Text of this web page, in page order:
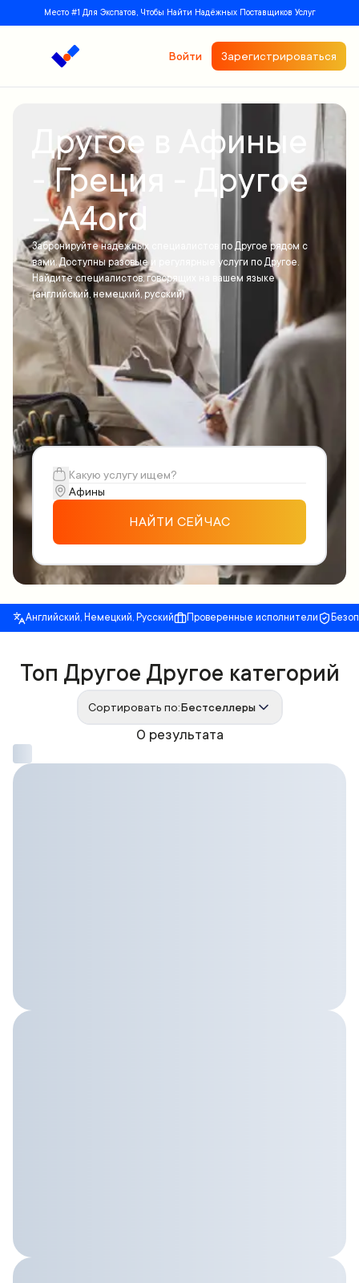
Место #1 Для Экспатов, Чтобы Найти Надёжных Поставщиков Услуг
Войти Зарегистрироваться
Другое в Афиные
- Греция - Другое
– A4ord
Забронируйте надежных специалистов по Другое рядом с
вами. Доступны разовые и регулярные услуги по Другое.
Найдите специалистов, говорящих на вашем языке
(английский, немецкий, русский)
НАЙТИ СЕЙЧАС
Английский, Немецкий, Русский Проверенные исполнители
0 результата
Топ Другое Другое категорий
Сортировать по:Бестселлеры